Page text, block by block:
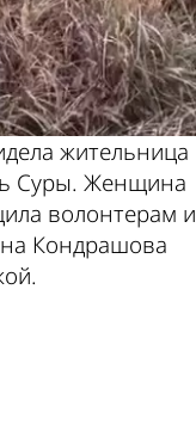
жительница
Суры. Женщина
волонтерам и
Кондрашова